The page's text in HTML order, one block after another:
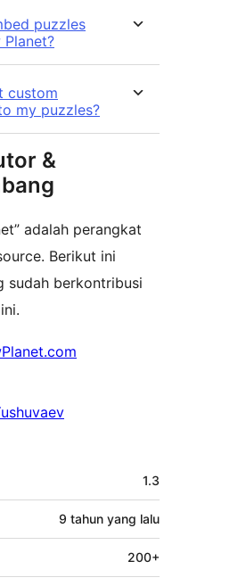
puzzles
custom
my puzzles?
&
adalah perangkat
Berikut ini
sudah berkontribusi
1.3
9 tahun yang lalu
200+